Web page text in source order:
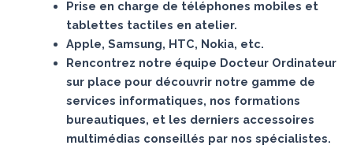
Prise en charge de téléphones mobiles et
tablettes tactiles en atelier.
Apple, Samsung, HTC, Nokia, etc.
Rencontrez notre équipe Docteur Ordinateur
sur place pour découvrir notre gamme de
services informatiques, nos formations
bureautiques, et les derniers accessoires
multimédias conseillés par nos spécialistes.